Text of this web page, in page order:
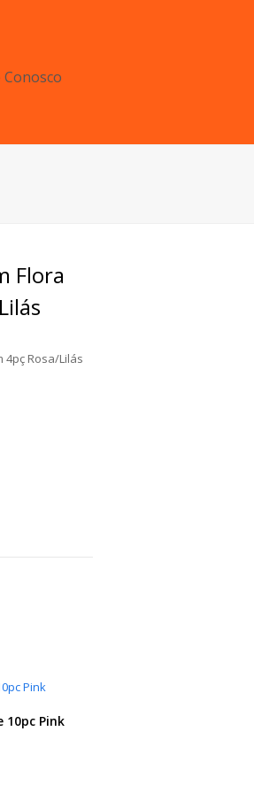
Flora
4pç Rosa/Lilás
10pc Pink